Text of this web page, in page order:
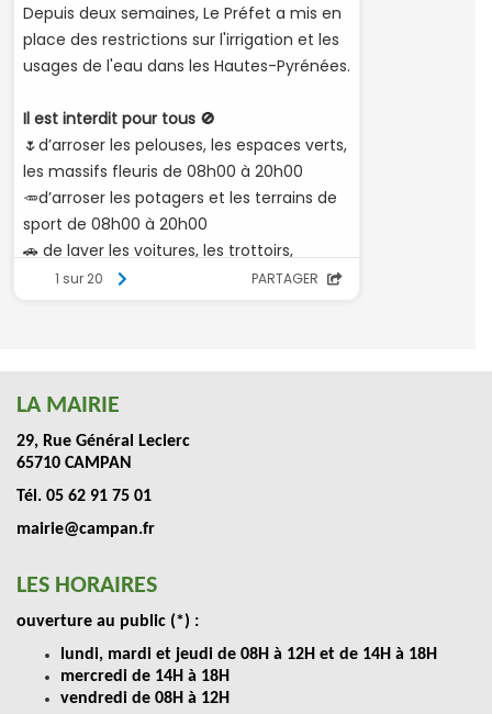
LA MAIRIE
29, Rue Général Leclerc
65710 CAMPAN
Tél. 05 62 91 75 01
mairie@campan.fr
LES HORAIRES
ouverture au public (*) :
lundi, mardi et jeudi de 08H à 12H et de 14H à 18H
mercredi de 14H à 18H
vendredi de 08H à 12H